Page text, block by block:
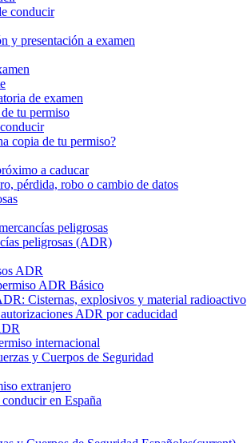
conducir
y presentación a examen
de examen
tu permiso
copia de tu permiso?
a caducar
pérdida, robo o cambio de datos
peligrosas
peligrosas (ADR)
ADR
ADR Básico
Cisternas, explosivos y material radioactivo
ADR por caducidad
internacional
y Cuerpos de Seguridad
extranjero
en España